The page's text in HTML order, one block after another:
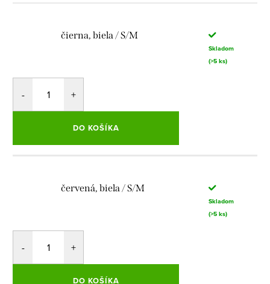
čierna, biela / S/M
Skladom
(>5 ks)
DO KOŠÍKA
červená, biela / S/M
Skladom
(>5 ks)
DO KOŠÍKA